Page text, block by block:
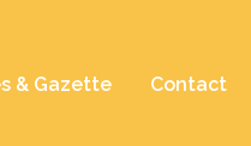
& Gazette Contact